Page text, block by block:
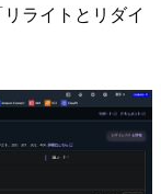
ライトとリダイ